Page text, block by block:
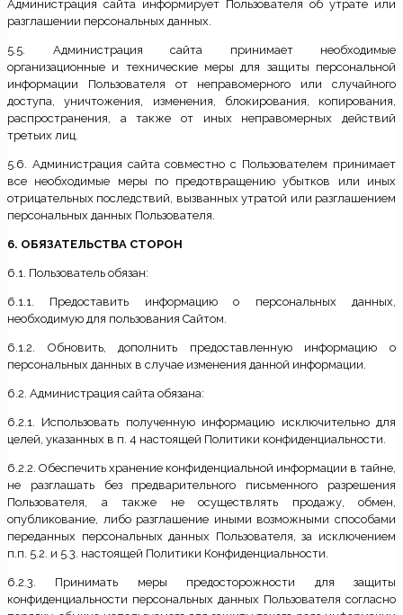
Администрация сайта информирует Пользователя об утрате или
разглашении персональных данных.
5.5. Администрация сайта принимает необходимые
организационные и технические меры для защиты персональной
информации Пользователя от неправомерного или случайного
доступа, уничтожения, изменения, блокирования, копирования,
распространения, а также от иных неправомерных действий
третьих лиц.
5.6. Администрация сайта совместно с Пользователем принимает
все необходимые меры по предотвращению убытков или иных
отрицательных последствий, вызванных утратой или разглашением
персональных данных Пользователя.
6. ОБЯЗАТЕЛЬСТВА СТОРОН
6.1. Пользователь обязан:
6.1.1. Предоставить информацию о персональных данных,
необходимую для пользования Сайтом.
6.1.2. Обновить, дополнить предоставленную информацию о
персональных данных в случае изменения данной информации.
6.2. Администрация сайта обязана:
6.2.1. Использовать полученную информацию исключительно для
целей, указанных в п. 4 настоящей Политики конфиденциальности.
6.2.2. Обеспечить хранение конфиденциальной информации в тайне,
не разглашать без предварительного письменного разрешения
Пользователя, а также не осуществлять продажу, обмен,
опубликование, либо разглашение иными возможными способами
переданных персональных данных Пользователя, за исключением
п.п. 5.2. и 5.3. настоящей Политики Конфиденциальности.
6.2.3. Принимать меры предосторожности для защиты
конфиденциальности персональных данных Пользователя согласно